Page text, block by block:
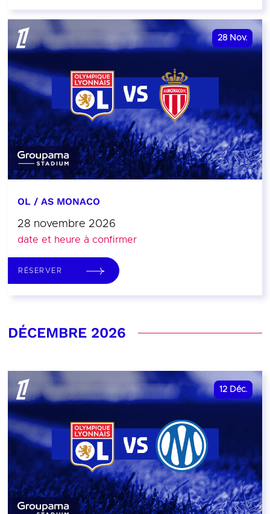
28 Nov.
OL / AS MONACO
28 novembre 2026
date et heure à confirmer
RÉSERVER
DÉCEMBRE 2026
12 Déc.